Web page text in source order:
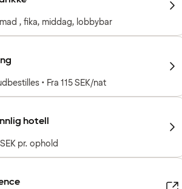
, fika, middag, lobbybar
• Fra 115 SEK/nat
hotell
pr. ophold